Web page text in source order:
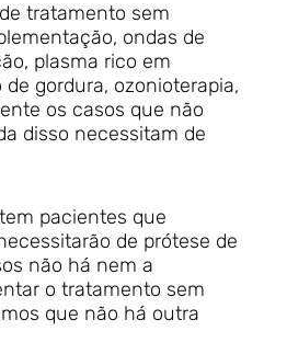
tratamento sem
ondas de
plasma rico em
gordura, ozonioterapia,
os casos que não
disso necessitam de
pacientes que
de prótese de
não há nem a
o tratamento sem
que não há outra